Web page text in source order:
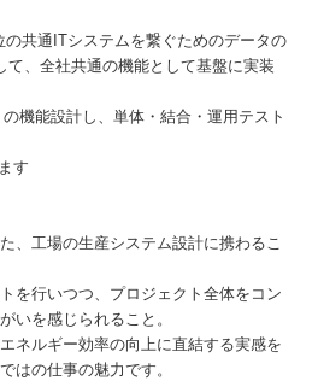
の共通ITシステムを繋ぐためのデータの
、全社共通の機能として基盤に実装
機能設計し、単体・結合・運用テスト
す
、工場の生産システム設計に携わるこ
を行いつつ、プロジェクト全体をコン
いを感じられること。
ネルギー効率の向上に直結する実感を
はの仕事の魅力です。